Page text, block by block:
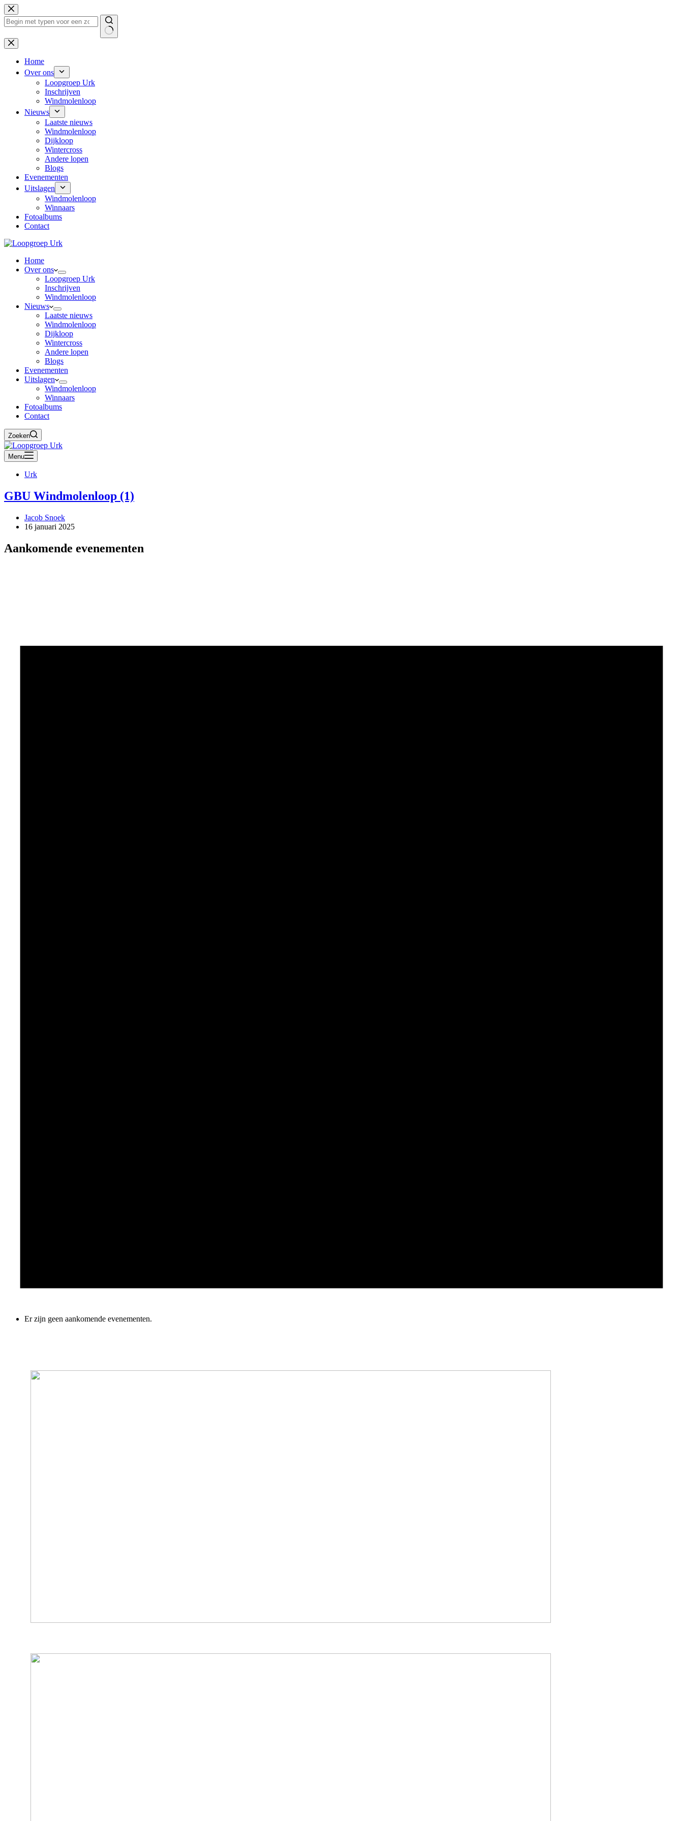
Ga
naar
de
Geen
resultaten
Home
Over ons
Loopgroep Urk
Inschrijven
Windmolenloop
Nieuws
Laatste nieuws
Windmolenloop
Dijkloop
Wintercross
Andere lopen
Blogs
Evenementen
Uitslagen
Windmolenloop
Winnaars
Fotoalbums
Contact
Home
Over ons
Loopgroep Urk
Inschrijven
Windmolenloop
Nieuws
Laatste nieuws
Windmolenloop
Dijkloop
Wintercross
Andere lopen
Blogs
Evenementen
Uitslagen
Windmolenloop
Winnaars
Fotoalbums
Contact
Zoeken
Menu
Urk
GBU Windmolenloop (1)
Jacob Snoek
16 januari 2025
Aankomende evenementen
Er zijn geen aankomende evenementen.